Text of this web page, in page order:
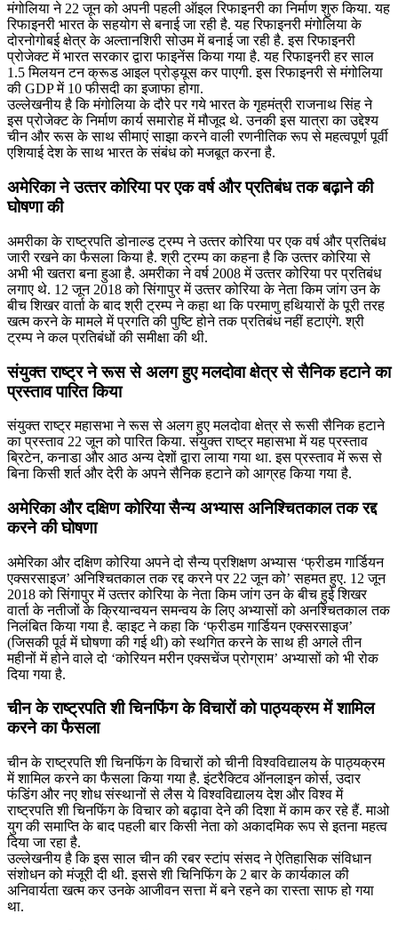
मंगोलिया ने 22 जून को अपनी पहली ऑइल रिफाइनरी का निर्माण शुरु किया. यह
रिफाइनरी भारत के सहयोग से बनाई जा रही है. यह रिफाइनरी मंगोलिया के
दोरनोगोबई क्षेत्र के अल्तानशिरी सोउम में बनाई जा रही है. इस रिफाइनरी
प्रोजेक्ट में भारत सरकार द्वारा फाइनेंस किया गया है. यह रिफाइनरी हर साल
1.5 मिलयन टन क्रूड आइल प्रोड्यूस कर पाएगी. इस रिफाइनरी से मंगोलिया
की GDP में 10 फीसदी का इजाफा होगा.
उल्लेखनीय है कि मंगोलिया के दौरे पर गये भारत के गृहमंत्री राजनाथ सिंह ने
इस प्रोजेक्ट के निर्माण कार्य समारोह में मौजूद थे. उनकी इस यात्रा का उद्देश्य
चीन और रूस के साथ सीमाएं साझा करने वाली रणनीतिक रूप से महत्वपूर्ण पूर्वी
एशियाई देश के साथ भारत के संबंध को मजबूत करना है.
अमेरिका ने उत्‍तर कोरिया पर एक वर्ष और प्रतिबंध तक बढ़ाने की
घोषणा की
अमरीका के राष्‍ट्रपति डोनाल्‍ड ट्रम्‍प ने उत्‍तर कोरिया पर एक वर्ष और प्रतिबंध
जारी रखने का फैसला किया है. श्री ट्रम्‍प का कहना है कि उत्‍तर कोरिया से
अभी भी खतरा बना हुआ है. अमरीका ने वर्ष 2008 में उत्‍तर कोरिया पर प्रतिबंध
लगाए थे. 12 जून 2018 को सिंगापुर में उत्‍तर कोरिया के नेता किम जांग उन के
बीच शिखर वार्ता के बाद श्री ट्रम्‍प ने कहा था कि परमाणु हथियारों के पूरी तरह
खत्‍म करने के मामले में प्रगति की पुष्टि होने तक प्रतिबंध नहीं हटाएंगे. श्री
ट्रम्‍प ने कल प्रतिबंधों की समीक्षा की थी.
संयुक्त राष्ट्र ने रूस से अलग हुए मलदोवा क्षेत्र से सैनिक हटाने का
प्रस्ताव पारित किया
संयुक्त राष्ट्र महासभा ने रूस से अलग हुए मलदोवा क्षेत्र से रूसी सैनिक हटाने
का प्रस्ताव 22 जून को पारित किया. संयुक्त राष्ट्र महासभा में यह प्रस्ताव
ब्रिटेन, कनाडा और आठ अन्य देशों द्वारा लाया गया था. इस प्रस्ताव में रूस से
बिना किसी शर्त और देरी के अपने सैनिक हटाने को आग्रह किया गया है.
अमेरिका और दक्षिण कोरिया सैन्य अभ्यास अनिश्चितकाल तक रद्द
करने की घोषणा
अमेरिका और दक्षिण कोरिया अपने दो सैन्य प्रशिक्षण अभ्यास ‘फ्रीडम गार्डियन
एक्सरसाइज’ अनिश्चितकाल तक रद्द करने पर 22 जून को’ सहमत हुए. 12 जून
2018 को सिंगापुर में उत्‍तर कोरिया के नेता किम जांग उन के बीच हुई शिखर
वार्ता के नतीजों के क्रियान्वयन समन्वय के लिए अभ्यासों को अनश्चितकाल तक
निलंबित किया गया है. व्हाइट ने कहा कि ‘फ्रीडम गार्डियन एक्सरसाइज’
(जिसकी पूर्व में घोषणा की गई थी) को स्थगित करने के साथ ही अगले तीन
महीनों में होने वाले दो ‘कोरियन मरीन एक्सचेंज प्रोग्राम’ अभ्यासों को भी रोक
दिया गया है.
चीन के राष्ट्रपति शी चिनफिंग के विचारों को पाठ्यक्रम में शामिल
करने का फैसला
चीन के राष्ट्रपति शी चिनफिंग के विचारों को चीनी विश्वविद्यालय के पाठ्यक्रम
में शामिल करने का फैसला किया गया है. इंटरैक्टिव ऑनलाइन कोर्स, उदार
फंडिंग और नए शोध संस्थानों से लैस ये विश्वविद्यालय देश और विश्व में
राष्ट्रपति शी चिनफिंग के विचार को बढ़ावा देने की दिशा में काम कर रहे हैं. माओ
युग की समाप्ति के बाद पहली बार किसी नेता को अकादमिक रूप से इतना महत्व
दिया जा रहा है.
उल्लेखनीय है कि इस साल चीन की रबर स्टांप संसद ने ऐतिहासिक संविधान
संशोधन को मंजूरी दी थी. इससे शी चिनिफिंग के 2 बार के कार्यकाल की
अनिवार्यता खत्म कर उनके आजीवन सत्ता में बने रहने का रास्ता साफ हो गया
था.